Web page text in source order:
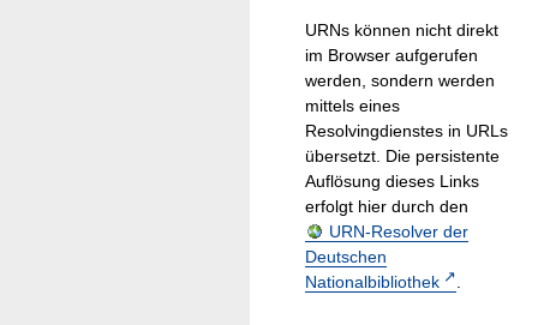
URNs können nicht direkt
im Browser aufgerufen
werden, sondern werden
mittels eines
Resolvingdienstes in URLs
übersetzt. Die persistente
Auflösung dieses Links
erfolgt hier durch den
URN-Resolver der
Deutschen
Nationalbibliothek
.